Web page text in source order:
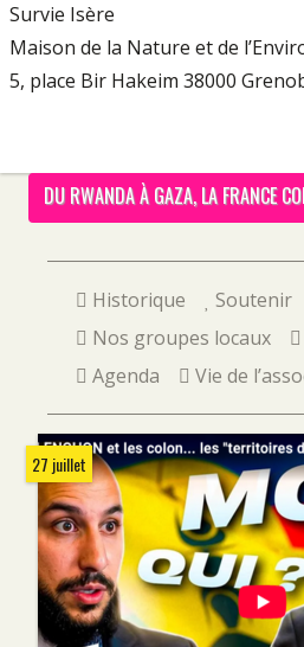
Survie Isère
Maison de la Nature et de
5, place Bir Hakeim 38000
DU RWANDA À GAZA, LA FRANCE
Historique Soutenir
Nos groupes locaux
Agenda
Vie de
27 juillet